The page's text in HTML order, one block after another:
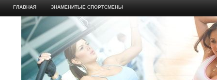
ГЛАВНАЯ ЗНАМЕНИТЫЕ СПОРТСМЕНЫ